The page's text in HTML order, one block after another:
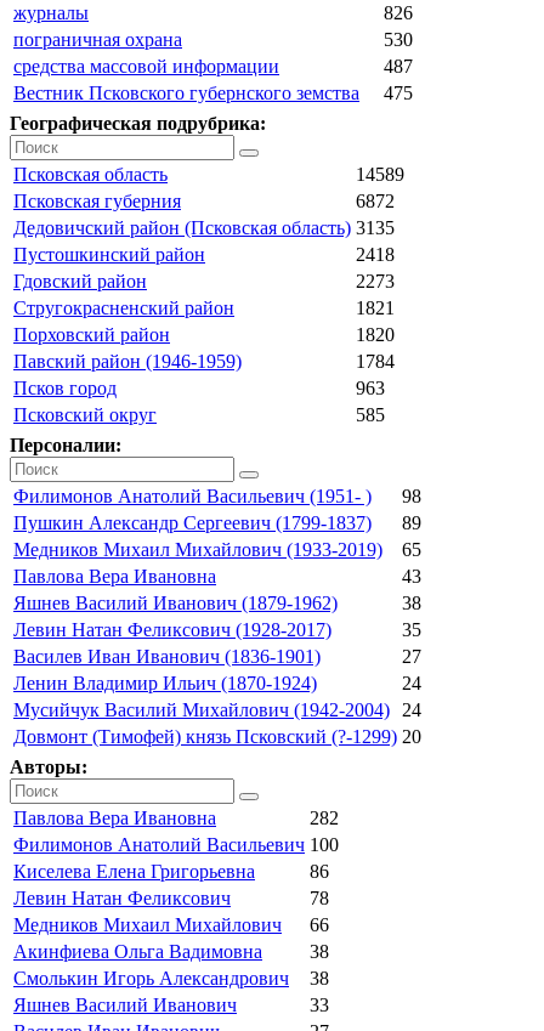
журналы
826
пограничная охрана
530
средства массовой информации
487
Вестник Псковского губернского земства
475
Географическая подрубрика:
Псковская область
14589
Псковская губерния
6872
Дедовичский район (Псковская область) 3135
Пустошкинский район
2418
Гдовский район
2273
Стругокрасненский район
1821
Порховский район
1820
Павский район (1946-1959)
1784
Псков город
963
Псковский округ
585
Персоналии:
Филимонов Анатолий Васильевич (1951- )
98
Пушкин Александр Сергеевич (1799-1837)
89
Медников Михаил Михайлович (1933-2019)
65
Павлова Вера Ивановна
43
Яшнев Василий Иванович (1879-1962)
38
Левин Натан Феликсович (1928-2017)
35
Василев Иван Иванович (1836-1901)
27
Ленин Владимир Ильич (1870-1924)
24
Мусийчук Василий Михайлович (1942-2004)
24
Довмонт (Тимофей) князь Псковский (?-1299) 20
Авторы:
Павлова Вера Ивановна
282
Филимонов Анатолий Васильевич 100
Киселева Елена Григорьевна
86
Левин Натан Феликсович
78
Медников Михаил Михайлович
66
Акинфиева Ольга Вадимовна
38
Смолькин Игорь Александрович
38
Яшнев Василий Иванович
33